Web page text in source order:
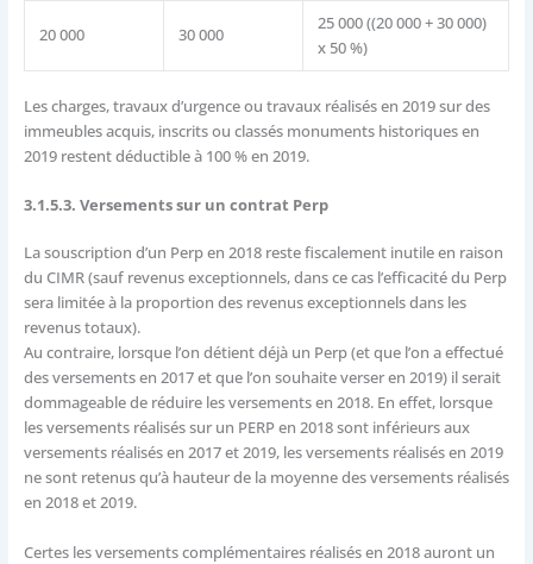
20 000 30 000
25 000 ((20 000 + 30 000)
x 50 %)
Les charges, travaux d’urgence ou travaux réalisés en 2019 sur des
immeubles acquis, inscrits ou classés monuments historiques en
2019 restent déductible à 100 % en 2019.
3.1.5.3. Versements sur un contrat Perp
La souscription d’un Perp en 2018 reste fiscalement inutile en raison
du CIMR (sauf revenus exceptionnels, dans ce cas l’efficacité du Perp
sera limitée à la proportion des revenus exceptionnels dans les
revenus totaux).
Au contraire, lorsque l’on détient déjà un Perp (et que l’on a effectué
des versements en 2017 et que l’on souhaite verser en 2019) il serait
dommageable de réduire les versements en 2018. En effet, lorsque
les versements réalisés sur un PERP en 2018 sont inférieurs aux
versements réalisés en 2017 et 2019, les versements réalisés en 2019
ne sont retenus qu’à hauteur de la moyenne des versements réalisés
en 2018 et 2019.
Certes les versements complémentaires réalisés en 2018 auront un